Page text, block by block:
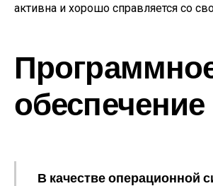
активна и хорошо справляется со
обеспечение
В качестве операционной